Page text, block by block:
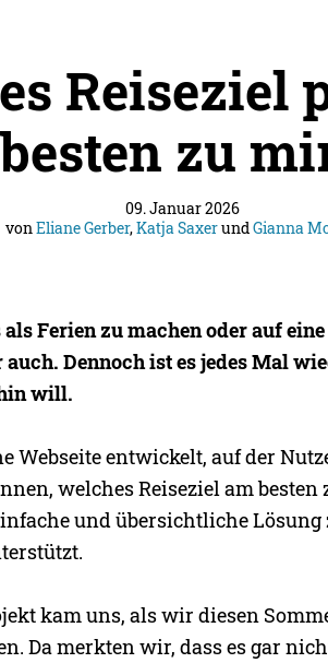
Reiseziel
besten zu
09. Januar 2026
vonEliane Gerber,Katja SaxerundGianna
Ferien zu machen oder auf
Dennoch ist es jedes Mal
will.
Webseite entwickelt, auf der
welches Reiseziel am besten
und übersichtliche Lösung
kam uns, als wir diesen
Da merkten wir, dass es gar